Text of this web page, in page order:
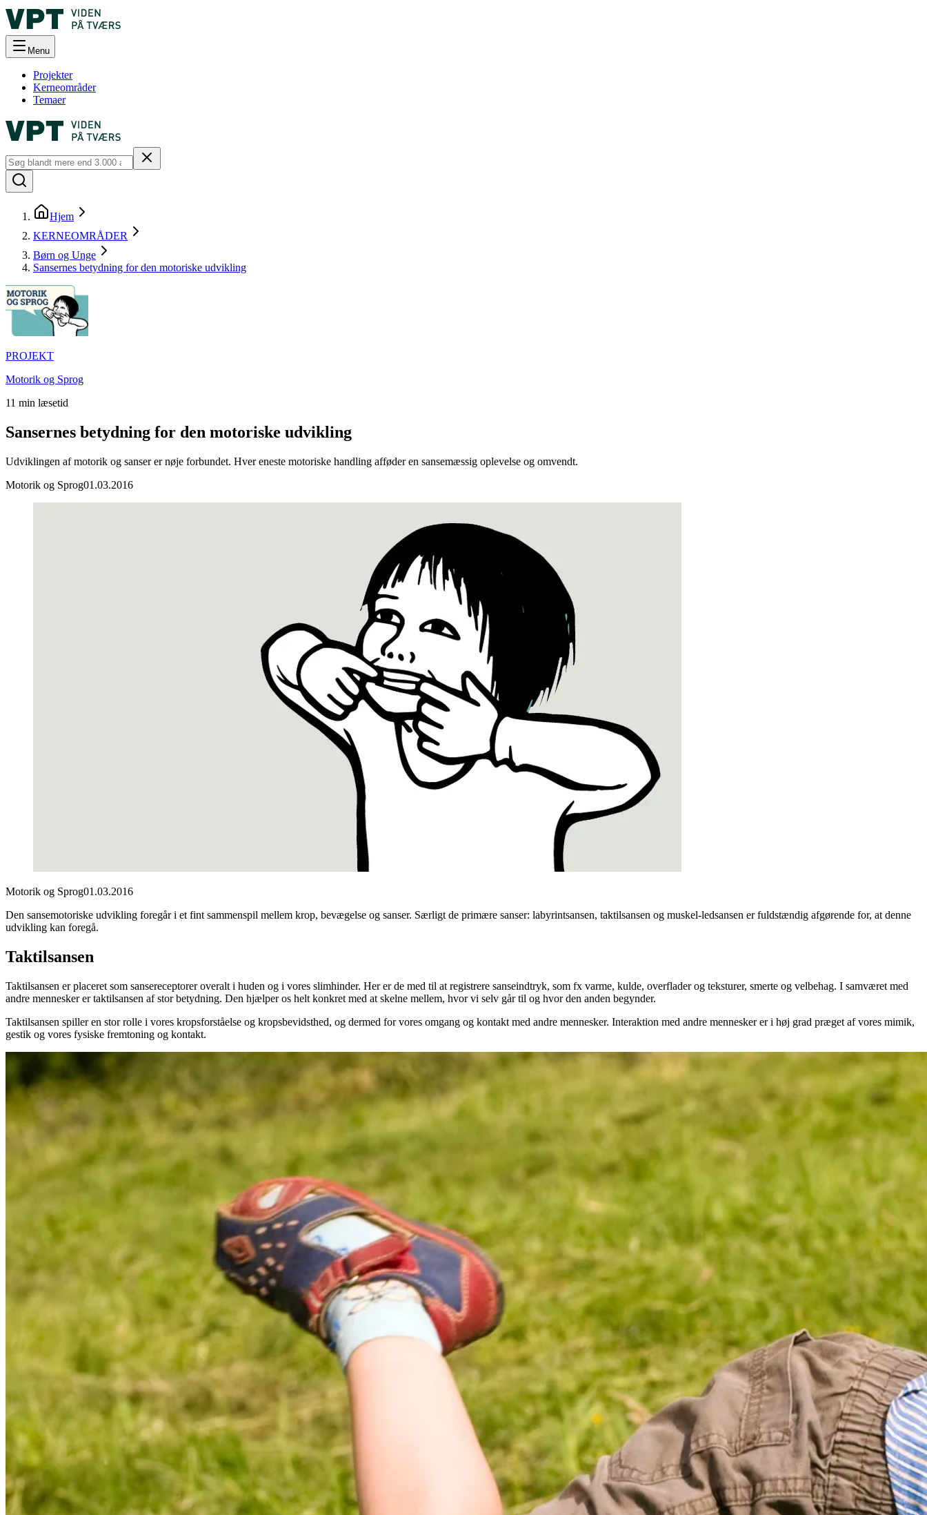
Menu
Projekter
Kerneområder
Temaer
Hjem
KERNEOMRÅDER
Børn og Unge
Sansernes betydning for den motoriske udvikling
PROJEKT
Motorik og Sprog
11 min læsetid
Sansernes betydning for den motoriske udvikling
Udviklingen af motorik og sanser er nøje forbundet. Hver eneste motoriske handling afføder en sansemæssig oplevelse og omvendt.
Motorik og Sprog01.03.2016
Motorik og Sprog01.03.2016
Den sansemotoriske udvikling foregår i et fint sammenspil mellem krop, bevægelse og sanser. Særligt de primære sanser: labyrintsansen, taktilsansen og muskel-ledsansen er fuldstændig afgørende for, at denne
udvikling kan foregå.
Taktilsansen
Taktilsansen er placeret som sansereceptorer overalt i huden og i vores slimhinder. Her er de med til at registrere sanseindtryk, som fx varme, kulde, overflader og teksturer, smerte og velbehag. I samværet med
andre mennesker er taktilsansen af stor betydning. Den hjælper os helt konkret med at skelne mellem, hvor vi selv går til og hvor den anden begynder.
Taktilsansen spiller en stor rolle i vores kropsforståelse og kropsbevidsthed, og dermed for vores omgang og kontakt med andre mennesker. Interaktion med andre mennesker er i høj grad præget af vores mimik,
gestik og vores fysiske fremtoning og kontakt.